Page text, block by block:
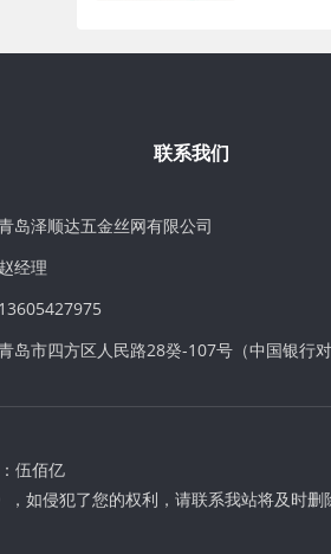
联系我们
岛泽顺达五金丝网有限公司
赵经理
13605427975
岛市四方区人民路28癸-107号（中国银行对
伍佰亿
如侵犯了您的权利，请联系我站将及时删